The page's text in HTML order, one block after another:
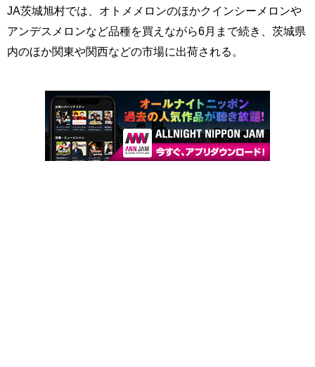
JA茨城旭村では、オトメメロンのほかクインシーメロンや
アンデスメロンなど品種を買えながら6月まで続き、茨城県
内のほか関東や関西などの市場に出荷される。